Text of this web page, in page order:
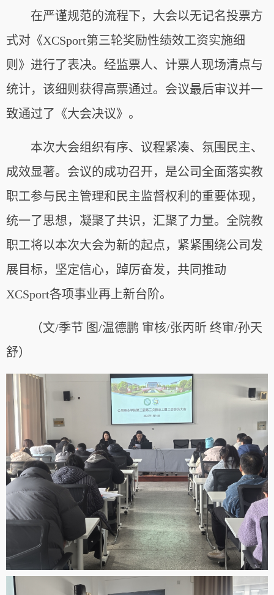
在严谨规范的流程下，大会以无记名投票方
式对《XCSport第三轮奖励性绩效工资实施细
则》进行了表决。经监票人、计票人现场清点与
统计，该细则获得高票通过。会议最后审议并一
致通过了《大会决议》。
本次大会组织有序、议程紧凑、氛围民主、
成效显著。会议的成功召开，是公司全面落实教
职工参与民主管理和民主监督权利的重要体现，
统一了思想，凝聚了共识，汇聚了力量。全院教
职工将以本次大会为新的起点，紧紧围绕公司发
展目标，坚定信心，踔厉奋发，共同推动
XCSport各项事业再上新台阶。
（文/季节 图/温德鹏 审核/张丙昕 终审/孙天
舒）